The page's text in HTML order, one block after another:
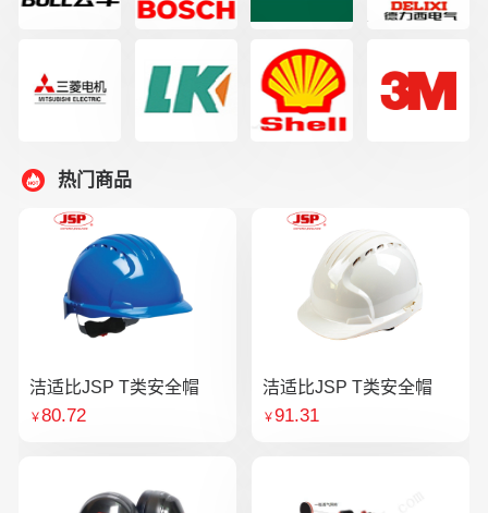
热门商品
洁适比JSP T类安全帽
￥80.72
洁适比JSP T类安全帽
￥91.31